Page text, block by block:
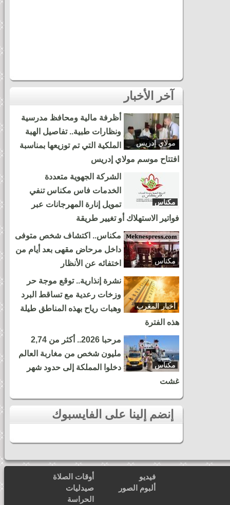
مولاي إدريس
زرهون
أظرفة مالية ومحافظ مدرسية
ونظارات طبية.. تفاصيل الهبة
الملكية التي تم توزيعها بمناسبة
افتتاح موسم مولاي إدريس
مكناس
الشركة الجهوية متعددة
الخدمات فاس مكناس تنفي
تمويل إنارة المهرجانات عبر
فواتير الاستهلاك أو تغيير طريقة
مكناس
مكناس.. اكتشاف شخص متوفى
داخل مرحاض مقهى بعد أيام من
اختفائه عن الأنظار
أخبار المغرب
نشرة إنذارية.. توقع موجة حر
وزخات رعدية مع تساقط البرد
وهبات رياح بهذه المناطق طيلة
هذه الفترة
مكناس
مرحبا 2026.. أكثر من 2,74
مليون شخص من مغاربة العالم
دخلوا المملكة إلى حدود شهر
غشت
فيديو
ألبوم الصور
أوقات الصلاة
صيدليات
الحراسة